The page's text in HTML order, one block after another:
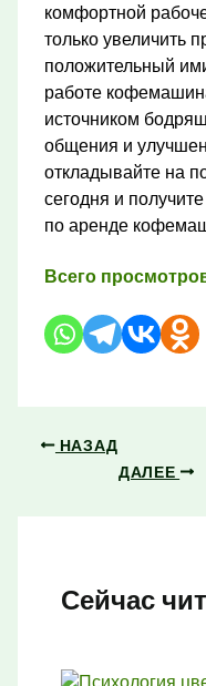
комфортной
только увеличить
положительный
работе
источником
общения и
откладывайте на
сегодня и
по аренде
Всего
НАЗАД
ДАЛЕЕ
Сейчас